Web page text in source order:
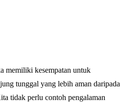
memiliki kesempatan untuk
tunggal yang lebih aman daripada
tidak perlu contoh pengalaman